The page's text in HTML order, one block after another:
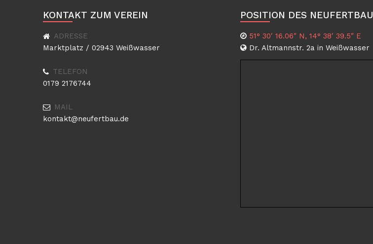
KONTAKT ZUM VEREIN
ADRESSE
Marktplatz / 02943 Weißwasser
TELEFON
0179 2176744
MAIL
kontakt@neufertbau.de
POSITION DES NEUFERTBAU
51° 30′ 16.06″ N, 14° 38′ 39.5″ E
Dr. Altmannstr. 2a in Weißwasser